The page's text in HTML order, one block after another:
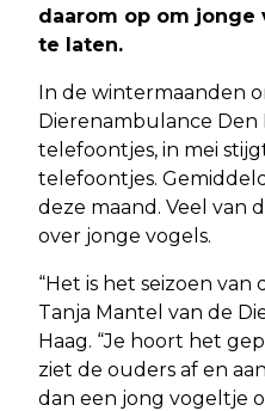
daarom op om
te laten.
In de wintermaanden
Dierenambulance Den
telefoontjes, in mei
telefoontjes.
deze maand. Veel van
over jonge vogels.
“Het is het seizoen
Tanja Mantel van de
Haag. “Je hoort het
ziet de ouders af en
dan een jong vogeltje